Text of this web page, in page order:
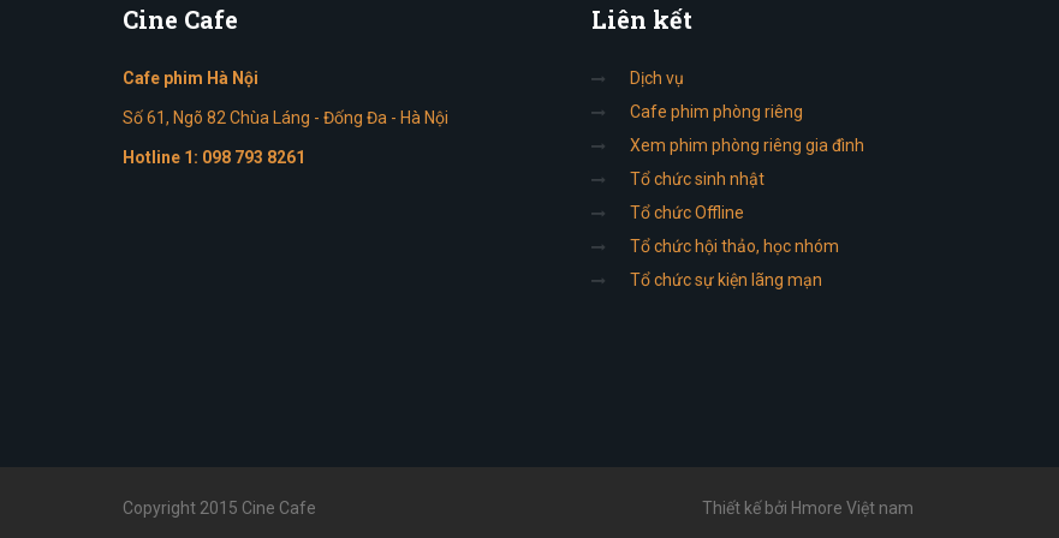
Cine Cafe
Cafe phim Hà Nội
Số 61, Ngõ 82 Chùa Láng - Đống Đa - Hà Nội
Hotline 1: 098 793 8261
Liên kết
Dịch vụ
Cafe phim phòng riêng
Xem phim phòng riêng gia đình
Tổ chức sinh nhật
Tổ chức Offline
Tổ chức hội thảo, học nhóm
Tổ chức sự kiện lãng mạn
Copyright 2015 Cine Cafe Thiết kế bởi Hmore Việt nam